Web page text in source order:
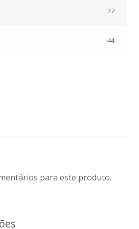
27
44
para este produto.